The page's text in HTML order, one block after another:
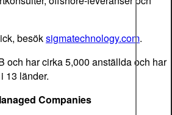
besöksigmatechnology.com.
och har cirka 5,000 anställda och har
13 länder.
Companies